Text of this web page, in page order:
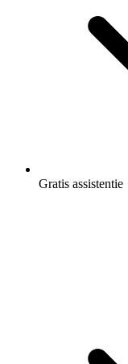
Gratis assistentie